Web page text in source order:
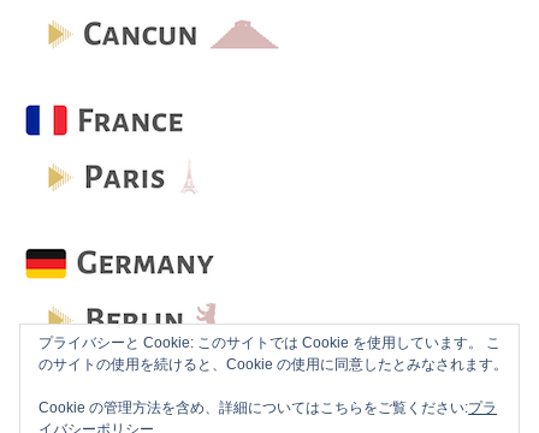
プライバシーと Cookie: このサイトでは Cookie を使用しています。 こ
のサイトの使用を続けると、Cookie の使用に同意したとみなされます。
Cookie の管理方法を含め、詳細についてはこちらをご覧ください:プラ
イバシーポリシー